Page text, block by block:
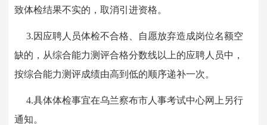
致体检结果不实的，取消引进资格。
3.因应聘人员体检不合格、自愿放弃造成岗位名额空
缺的，从综合能力测评合格分数线以上的应聘人员中，
按综合能力测评成绩由高到低的顺序递补一次。
4.具体体检事宜在乌兰察布市人事考试中心网上另行
通知。